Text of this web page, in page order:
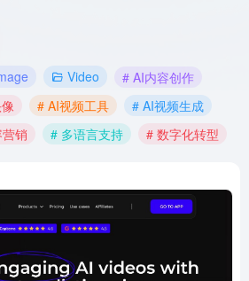
Video
# AI内容创作
# AI视频工具
# AI视频生成
销 # 多语言支持 # 数字化转型